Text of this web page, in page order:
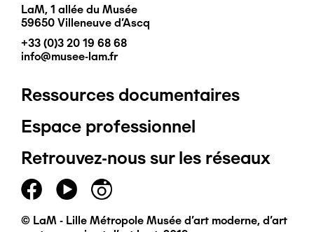
LaM, 1 allée du Musée
59650 Villeneuve d'Ascq
+33 (0)3 20 19 68 68
info@musee-lam.fr
Pied
de
page
principal
Ressources documentaires
Espace professionnel
Retrouvez-nous sur les réseaux
© LaM - Lille Métropole Musée d'art moderne, d'art